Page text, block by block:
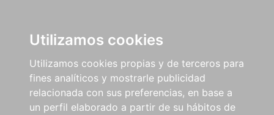
Utilizamos cookies
Utilizamos cookies propias y de terceros para
fines analíticos y mostrarle publicidad
relacionada con sus preferencias, en base a
un perfil elaborado a partir de su hábitos de